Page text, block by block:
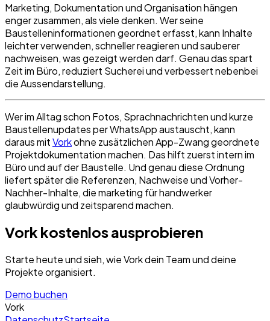
Marketing, Dokumentation und Organisation hängen
enger zusammen, als viele denken. Wer seine
Baustelleninformationen geordnet erfasst, kann Inhalte
leichter verwenden, schneller reagieren und sauberer
nachweisen, was gezeigt werden darf. Genau das spart
Zeit im Büro, reduziert Sucherei und verbessert nebenbei
die Aussendarstellung.
Wer im Alltag schon Fotos, Sprachnachrichten und kurze
Baustellenupdates per WhatsApp austauscht, kann
daraus mitVorkohne zusätzlichen App-Zwang geordnete
Projektdokumentation machen. Das hilft zuerst intern im
Büro und auf der Baustelle. Und genau diese Ordnung
liefert später die Referenzen, Nachweise und Vorher-
Nachher-Inhalte, die marketing für handwerker
glaubwürdig und zeitsparend machen.
Vork kostenlos ausprobieren
Starte heute und sieh, wie Vork dein Team und deine
Projekte organisiert.
Demo buchen
Vork